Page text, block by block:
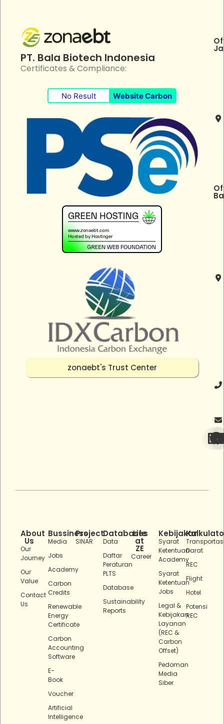
PT. Bala Biotech Indonesia
Certificates & Compliance:
No Result Website Carbon
zonaebt's Trust Center
About
Us
Our
Journey
Our
Value
Contact
Us
Bussiness
Media
Jobs
Academy
Carbon
Credits
Renewable
Energy
Certificate
Carbon
Accounting
Software
E-
Book
Voucher
Artificial
Intelligence
Project
SINAR
Databases
Data
Daftar
Peraturan
PLTS
Database
Sustainability
Reports
Life
at
ZE
Career
Kebijakan
Syarat
Ketentuan
Academy
Syarat
Ketentuan
Jobs
Legal &
Kebijakan
Layanan
(REC &
Carbon
Offset)
Pedoman
Media
Siber
Darat
REC
Flight
Hotel
Potensi
REC